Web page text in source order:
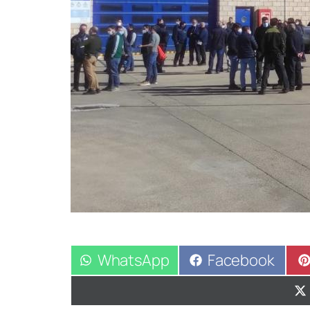
Compartir
en
WhatsApp Compartir
en
Facebook